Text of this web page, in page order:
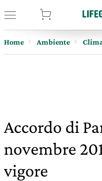
Home Ambiente
Accordo di
novembre
vigore